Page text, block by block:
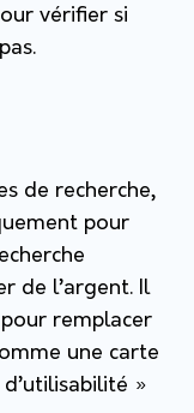
vérifier si
de recherche,
pour
de l’argent. Il
remplacer
une carte
»